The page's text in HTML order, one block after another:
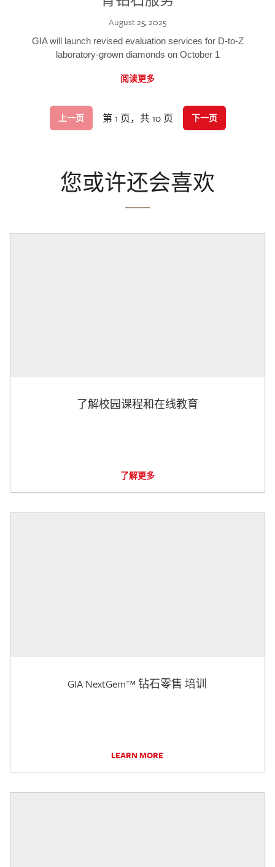
August 25, 2025
GIA will launch revised evaluation services for D-to-Z
laboratory-grown diamonds on October 1
阅读更多
上一页 第 1 页，共 10 页 下一页
您或许还会喜欢
了解校园课程和在线教育
了解更多
GIA NextGem™ 钻石零售 培训
LEARN MORE